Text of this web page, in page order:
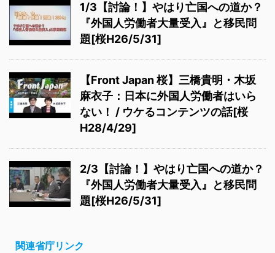
1/3【討論！】やはり亡国への道か？
『外国人労働者大量受入』と移民問
題[桜H26/5/31]
【Front Japan 桜】三橋貴明・木坂
麻衣子：日本に外国人労働者はいら
ない！ / ウケるコンテンツの話[桜
H28/4/29]
2/3【討論！】やはり亡国への道か？
『外国人労働者大量受入』と移民問
題[桜H26/5/31]
関連省庁リンク